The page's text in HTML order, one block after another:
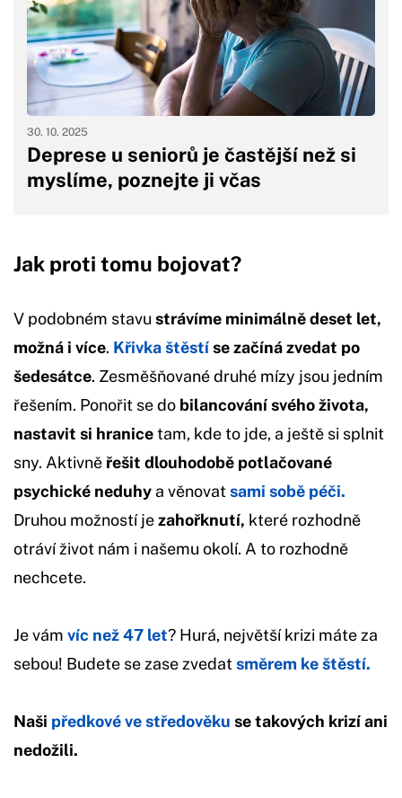
Deprese u seniorů je častější než si
myslíme, poznejte ji včas
30. 10. 2025
Jak proti tomu bojovat?
V podobném stavu strávíme minimálně deset let,
možná i více. Křivka štěstíse začíná zvedat po
šedesátce. Zesměšňované druhé mízy jsou jedním
řešením. Ponořit se do bilancování svého života,
nastavit si hranicetam, kde to jde, a ještě si splnit
sny. Aktivně řešit dlouhodobě potlačované
psychické neduhy a věnovatsami sobě péči.
Druhou možností jezahořknutí, které rozhodně
otráví život nám i našemu okolí. A to rozhodně
nechcete.
Je vám víc než 47 let? Hurá, největší krizi máte za
sebou! Budete se zase zvedatsměrem ke štěstí.
Naši předkové ve středověku se takových krizí ani
nedožili.